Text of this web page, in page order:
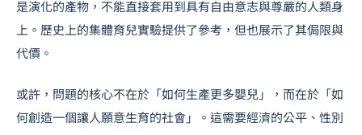
是演化的產物，不能直接套用到具有自由意志與尊嚴的人類身
上。歷史上的集體育兒實驗提供了參考，但也展示了其侷限與
代價。
或許，問題的核心不在於「如何生產更多嬰兒」，而在於「如
何創造一個讓人願意生育的社會」。這需要經濟的公平、性別